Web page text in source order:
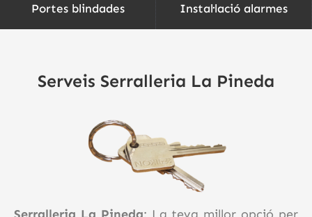
Portes blindades Instal·lació alarmes
Serveis Serralleria La Pineda